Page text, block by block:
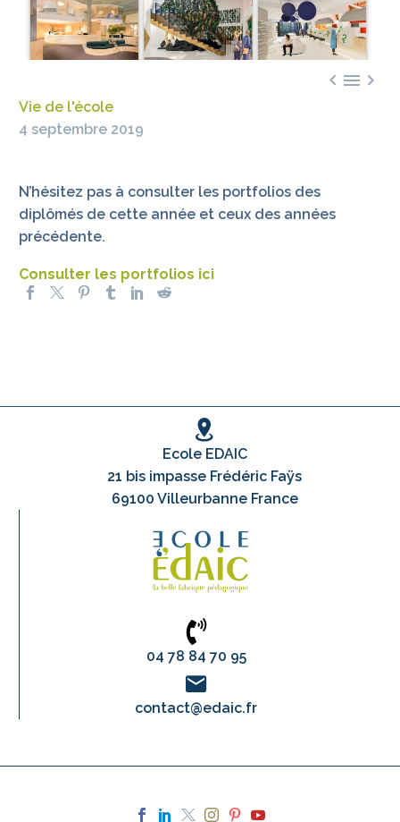
  
Vie de l'école
4 septembre 2019
N’hésitez pas à consulter les portfolios des
diplômés de cette année et ceux des années
précédente.
Consulter les portfolios ici
Ecole EDAIC
21 bis impasse Frédéric Faÿs
69100 Villeurbanne France
04 78 84 70 95
contact@edaic.fr